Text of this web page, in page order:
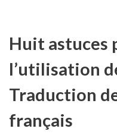
Huit astuces
l’utilisation
Traduction
français